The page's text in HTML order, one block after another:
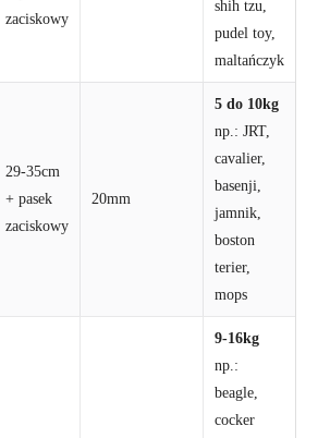
zaciskowy
shih tzu,
pudel toy,
maltańczyk
29-35cm
+ pasek
zaciskowy
20mm
5 do 10kg
np.: JRT,
cavalier,
basenji,
jamnik,
boston
terier,
mops
9-16kg
np.:
beagle,
cocker